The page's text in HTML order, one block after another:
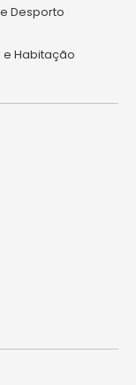
Desporto
e Habitação